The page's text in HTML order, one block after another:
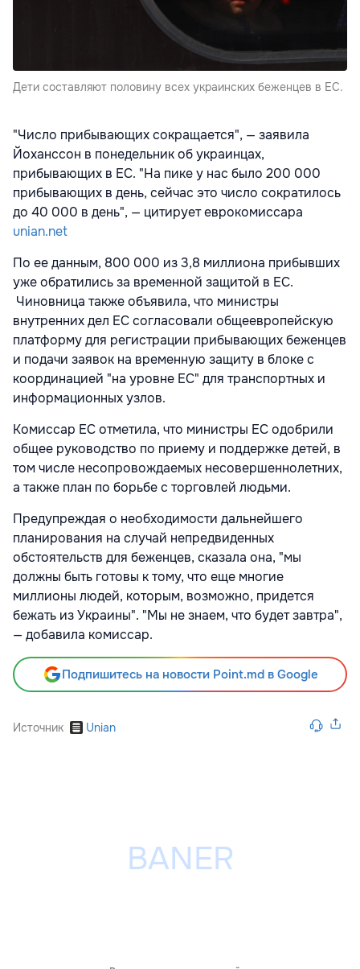
Дети составляют половину всех украинских беженцев в ЕС.
"Число прибывающих сокращается", — заявила
Йоханссон в понедельник об украинцах,
прибывающих в ЕС. "На пике у нас было 200 000
прибывающих в день, сейчас это число сократилось
до 40 000 в день", — цитирует еврокомиссара
unian.net
По ее данным, 800 000 из 3,8 миллиона прибывших
уже обратились за временной защитой в ЕС.
Чиновница также объявила, что министры
внутренних дел ЕС согласовали общеевропейскую
платформу для регистрации прибывающих беженцев
и подачи заявок на временную защиту в блоке с
координацией "на уровне ЕС" для транспортных и
информационных узлов.
Комиссар ЕС отметила, что министры ЕС одобрили
общее руководство по приему и поддержке детей, в
том числе несопровождаемых несовершеннолетних,
а также план по борьбе с торговлей людьми.
Предупреждая о необходимости дальнейшего
планирования на случай непредвиденных
обстоятельств для беженцев, сказала она, "мы
должны быть готовы к тому, что еще многие
миллионы людей, которым, возможно, придется
бежать из Украины". "Мы не знаем, что будет завтра",
— добавила комиссар.
Подпишитесь на новости Point.md в Google
Источник Unian